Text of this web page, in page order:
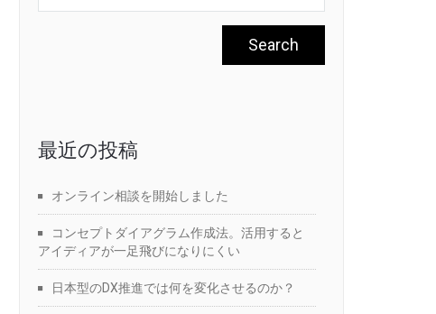
最近の投稿
オンライン相談を開始しました
コンセプトダイアグラム作成法。活用すると
アイディアが一足飛びになりにくい
日本型のDX推進では何を変化させるのか？